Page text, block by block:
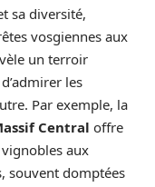
sa diversité,
vosgiennes aux
un terroir
les
Par exemple, la
Central offre
aux
souvent domptées